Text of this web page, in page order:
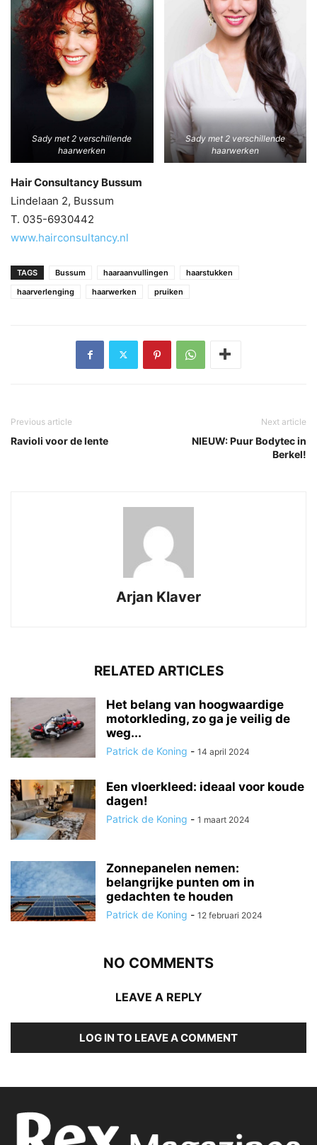
Sady met 2 verschillende
haarwerken
Sady met 2 verschillende
haarwerken
Hair Consultancy Bussum
Lindelaan 2, Bussum
T. 035-6930442
www.hairconsultancy.nl
TAGS Bussum haaraanvullingen
haarstukken
haarverlenging
haarwerken pruiken
Previous article
Ravioli voor de lente
Next article
NIEUW: Puur Bodytec in
Berkel!
Arjan Klaver
RELATED ARTICLES
Het belang van hoogwaardige
motorkleding, zo ga je veilig de
weg...
Patrick de Koning - 14 april 2024
Een vloerkleed: ideaal voor koude
dagen!
Patrick de Koning - 1 maart 2024
Zonnepanelen nemen:
belangrijke punten om in
gedachten te houden
Patrick de Koning - 12 februari 2024
NO COMMENTS
LEAVE A REPLY
LOG IN TO LEAVE A COMMENT